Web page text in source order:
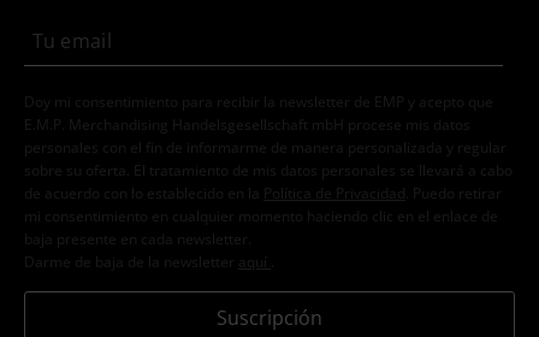
E.M.P. Merchandising Handelsgesellschaft mbH procese mis datos
personales con el fin de informarme de manera personalizada y regular
sobre su oferta. El tratamiento de mis datos personales se llevará a cabo
de acuerdo con lo establecido en la Política de Privacidad
. Puedo retirar
mi consentimiento en cualquier momento haciendo clic en el enlace de
baja presente en cada newsletter.
Darme de baja de la newsletter
aquí
Suscripción